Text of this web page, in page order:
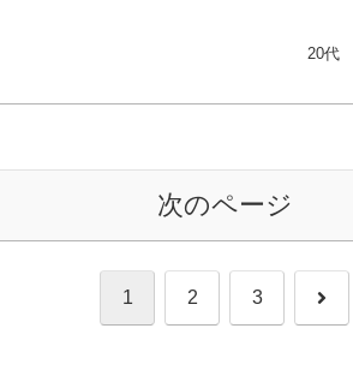
20代
次のページ
1 2 3 次